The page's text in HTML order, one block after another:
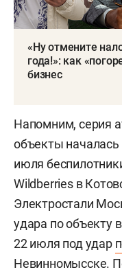
«Ну отмените
года!»: как
бизнес
Напомним, серия
объекты
июля
Wildberries в
Электростали
удара по объекту
22 июля под удар
Невинномысске.